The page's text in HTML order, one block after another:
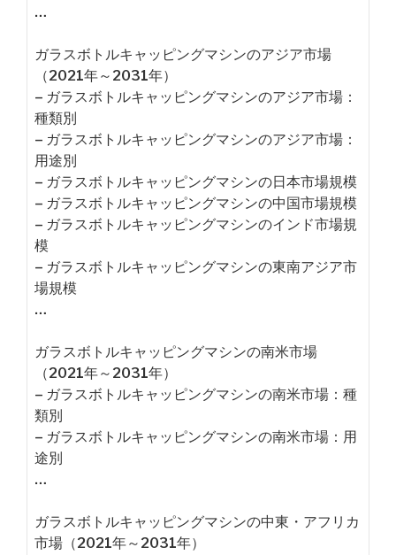
…
ガラスボトルキャッピングマシンのアジア市場
（2021年～2031年）
– ガラスボトルキャッピングマシンのアジア市場：
種類別
– ガラスボトルキャッピングマシンのアジア市場：
用途別
– ガラスボトルキャッピングマシンの日本市場規模
– ガラスボトルキャッピングマシンの中国市場規模
– ガラスボトルキャッピングマシンのインド市場規
模
– ガラスボトルキャッピングマシンの東南アジア市
場規模
…
ガラスボトルキャッピングマシンの南米市場
（2021年～2031年）
– ガラスボトルキャッピングマシンの南米市場：種
類別
– ガラスボトルキャッピングマシンの南米市場：用
途別
…
ガラスボトルキャッピングマシンの中東・アフリカ
市場（2021年～2031年）